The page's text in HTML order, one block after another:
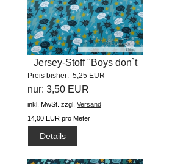
Jersey-Stoff "Boys don`t
lie...
Preis bisher: 5,25 EUR
nur: 3,50 EUR
inkl. MwSt. zzgl. Versand
14,00 EUR pro Meter
Details